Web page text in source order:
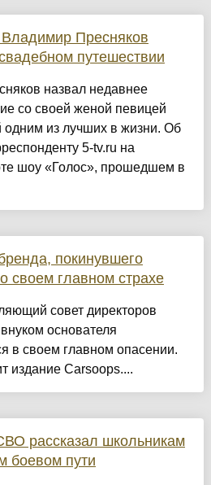
Пресняков
путешествии
назвал недавнее
со своей женой певицей
одним из лучших в жизни. Об
5-tv.ru на
шоу «Голос», прошедшем в
покинувшего
своем главном страхе
совет директоров
основателя
в своем главном опасении.
издание Carsoops....
рассказал школьникам
боевом пути